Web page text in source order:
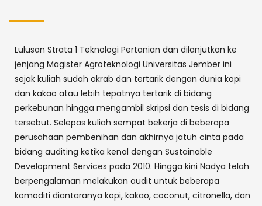
Lulusan Strata 1 Teknologi Pertanian dan dilanjutkan ke
jenjang Magister Agroteknologi Universitas Jember ini
sejak kuliah sudah akrab dan tertarik dengan dunia kopi
dan kakao atau lebih tepatnya tertarik di bidang
perkebunan hingga mengambil skripsi dan tesis di bidang
tersebut. Selepas kuliah sempat bekerja di beberapa
perusahaan pembenihan dan akhirnya jatuh cinta pada
bidang auditing ketika kenal dengan Sustainable
Development Services pada 2010. Hingga kini Nadya telah
berpengalaman melakukan audit untuk beberapa
komoditi diantaranya kopi, kakao, coconut, citronella, dan